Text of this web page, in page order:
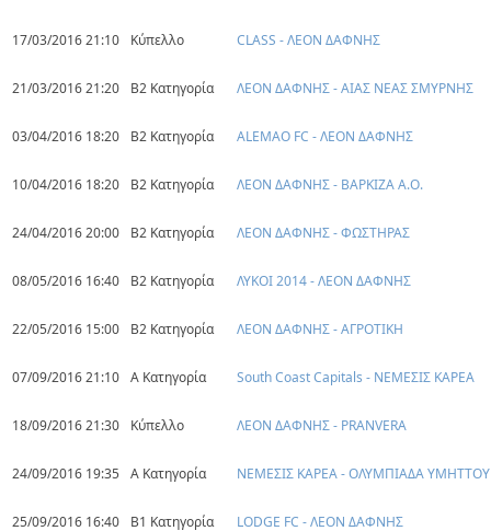
17/03/2016 21:10 Κύπελλο CLASS - ΛΕΟΝ ΔΑΦΝΗΣ
21/03/2016 21:20 Β2 Κατηγορία ΛΕΟΝ ΔΑΦΝΗΣ - ΑΙΑΣ ΝΕΑΣ ΣΜΥΡΝΗΣ
03/04/2016 18:20 Β2 Κατηγορία ALEMAO FC - ΛΕΟΝ ΔΑΦΝΗΣ
10/04/2016 18:20 Β2 Κατηγορία ΛΕΟΝ ΔΑΦΝΗΣ - ΒΑΡΚΙΖΑ Α.Ο.
24/04/2016 20:00 Β2 Κατηγορία ΛΕΟΝ ΔΑΦΝΗΣ - ΦΩΣΤΗΡΑΣ
08/05/2016 16:40 Β2 Κατηγορία ΛΥΚΟΙ 2014 - ΛΕΟΝ ΔΑΦΝΗΣ
22/05/2016 15:00 Β2 Κατηγορία ΛΕΟΝ ΔΑΦΝΗΣ - ΑΓΡΟΤΙΚΗ
07/09/2016 21:10 Α Κατηγορία South Coast Capitals - ΝΕΜΕΣΙΣ ΚΑΡΕΑ
18/09/2016 21:30 Κύπελλο ΛΕΟΝ ΔΑΦΝΗΣ - PRANVERA
24/09/2016 19:35 Α Κατηγορία ΝΕΜΕΣΙΣ ΚΑΡΕΑ - ΟΛΥΜΠΙΑΔΑ ΥΜΗΤΤΟΥ
25/09/2016 16:40 Β1 Κατηγορία LODGE FC - ΛΕΟΝ ΔΑΦΝΗΣ